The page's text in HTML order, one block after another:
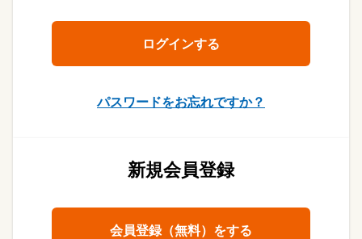
パスワードをお忘れですか？
新規会員登録
会員登録（無料）をする